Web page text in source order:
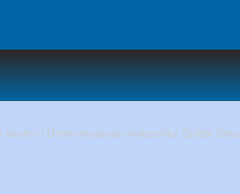
kaufen Dellenreparatur Autopolitur Spittal Drau